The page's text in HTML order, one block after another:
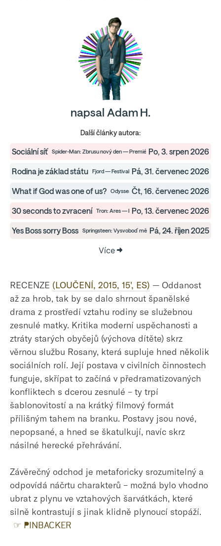
napsal Adam H.
Další články autora:
Sociální síť Spider-Man: Zbrusu nový den — PremiéryPo, 3. srpen 2026
Rodina je základ státu Fjord — Festivaly Pá, 31. červenec 2026
What if God was one of us? Odyssea — Premiéry
Čt, 16. červenec 2026
30 seconds to zvracení Tron: Ares — PremiéryPo, 13. červenec 2026
Yes Boss sorry Boss Springsteen: Vysvoboď mě z neznáma — Premiéry
Pá, 24. říjen 2025
Více
RECENZE (LOUČENÍ, 2015, 15', ES) — Oddanost
až za hrob, tak by se dalo shrnout španělské
drama z prostředí vztahu rodiny se služebnou
zesnulé matky. Kritika moderní uspěchanosti a
ztráty starých obyčejů (výchova dítěte) skrz
věrnou službu Rosany, která supluje hned několik
sociálních rolí. Její postava v civilních činnostech
funguje, skřípat to začíná v předramatizovaných
konfliktech s dcerou zesnulé – ty trpí
šablonovitostí a na krátký filmový formát
přílišným tahem na branku. Postavy jsou nové,
nepopsané, a hned se škatulkují, navíc skrz
násilné herecké přehrávání.
Závěrečný odchod je metaforicky srozumitelný a
odpovídá náčrtu charakterů – možná bylo vhodno
ubrat z plynu ve vztahových šarvátkách, které
silně kontrastují s jinak klidně plynoucí stopáží.
☞ PINBACKER